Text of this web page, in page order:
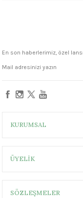
En son haberlerimiz, özel
KURUMSAL
ÜYELİK
SÖZLEŞMELER